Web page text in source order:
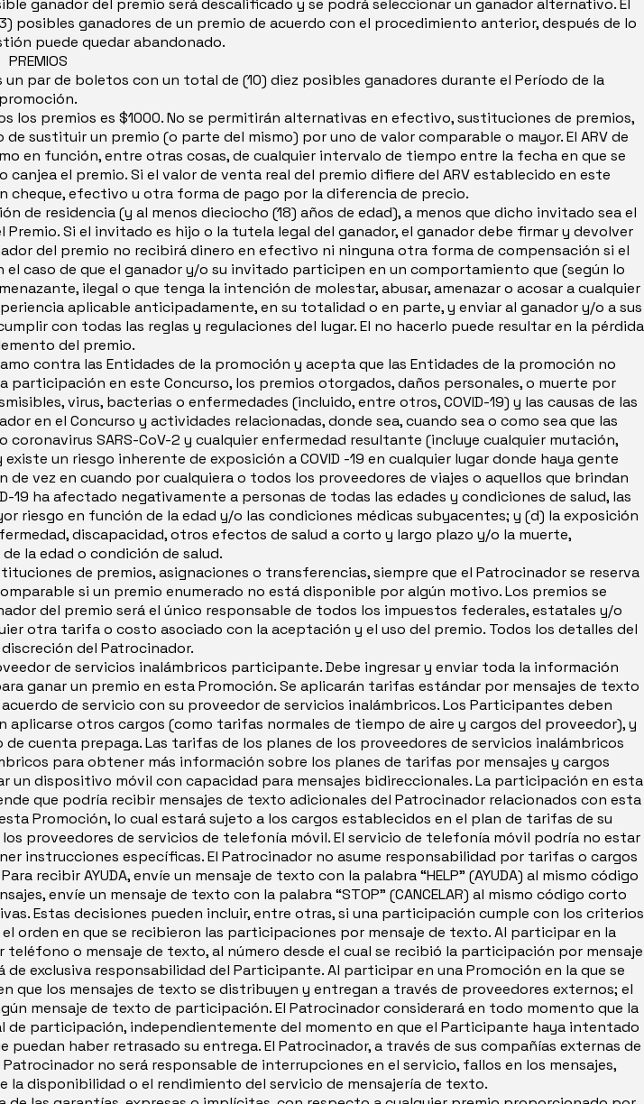
ganador del premio será descalificado y se podrá seleccionar un ganador alternativo. El
ganadores de un premio de acuerdo con el procedimiento anterior, después de lo
puede quedar abandonado.
PREMIOS
par de boletos con un total de (10) diez posibles ganadores durante el Período de la
promoción.
los premios es $1000. No se permitirán alternativas en efectivo, sustituciones de premios,
sustituir un premio (o parte del mismo) por uno de valor comparable o mayor. El ARV de
en función, entre otras cosas, de cualquier intervalo de tiempo entre la fecha en que se
el premio. Si el valor de venta real del premio difiere del ARV establecido en este
cheque, efectivo u otra forma de pago por la diferencia de precio.
de residencia (y al menos dieciocho (18) años de edad), a menos que dicho invitado sea el
Si el invitado es hijo o la tutela legal del ganador, el ganador debe firmar y devolver
del premio no recibirá dinero en efectivo ni ninguna otra forma de compensación si el
el caso de que el ganador y/o su invitado participen en un comportamiento que (según lo
ilegal o que tenga la intención de molestar, abusar, amenazar o acosar a cualquier
aplicable anticipadamente, en su totalidad o en parte, y enviar al ganador y/o a sus
con todas las reglas y regulaciones del lugar. El no hacerlo puede resultar en la pérdida
del premio.
contra las Entidades de la promoción y acepta que las Entidades de la promoción no
en este Concurso, los premios otorgados, daños personales, o muerte por
virus, bacterias o enfermedades (incluido, entre otros, COVID-19) y las causas de las
en el Concurso y actividades relacionadas, donde sea, cuando sea o como sea que las
SARS-CoV-2 y cualquier enfermedad resultante (incluye cualquier mutación,
un riesgo inherente de exposición a COVID -19 en cualquier lugar donde haya gente
vez en cuando por cualquiera o todos los proveedores de viajes o aquellos que brindan
19 ha afectado negativamente a personas de todas las edades y condiciones de salud, las
riesgo en función de la edad y/o las condiciones médicas subyacentes; y (d) la exposición
discapacidad, otros efectos de salud a corto y largo plazo y/o la muerte,
la edad o condición de salud.
de premios, asignaciones o transferencias, siempre que el Patrocinador se reserva
si un premio enumerado no está disponible por algún motivo. Los premios se
del premio será el único responsable de todos los impuestos federales, estatales y/o
otra tarifa o costo asociado con la aceptación y el uso del premio. Todos los detalles del
del Patrocinador.
de servicios inalámbricos participante. Debe ingresar y enviar toda la información
ganar un premio en esta Promoción. Se aplicarán tarifas estándar por mensajes de texto
de servicio con su proveedor de servicios inalámbricos. Los Participantes deben
otros cargos (como tarifas normales de tiempo de aire y cargos del proveedor), y
cuenta prepaga. Las tarifas de los planes de los proveedores de servicios inalámbricos
para obtener más información sobre los planes de tarifas por mensajes y cargos
dispositivo móvil con capacidad para mensajes bidireccionales. La participación en esta
que podría recibir mensajes de texto adicionales del Patrocinador relacionados con esta
Promoción, lo cual estará sujeto a los cargos establecidos en el plan de tarifas de su
proveedores de servicios de telefonía móvil. El servicio de telefonía móvil podría no estar
instrucciones específicas. El Patrocinador no asume responsabilidad por tarifas o cargos
recibir AYUDA, envíe un mensaje de texto con la palabra “HELP” (AYUDA) al mismo código
envíe un mensaje de texto con la palabra “STOP” (CANCELAR) al mismo código corto
Estas decisiones pueden incluir, entre otras, si una participación cumple con los criterios
en que se recibieron las participaciones por mensaje de texto. Al participar en la
o mensaje de texto, al número desde el cual se recibió la participación por mensaje
exclusiva responsabilidad del Participante. Al participar en una Promoción en la que se
los mensajes de texto se distribuyen y entregan a través de proveedores externos; el
mensaje de texto de participación. El Patrocinador considerará en todo momento que la
de participación, independientemente del momento en que el Participante haya intentado
haber retrasado su entrega. El Patrocinador, a través de sus compañías externas de
no será responsable de interrupciones en el servicio, fallos en los mensajes,
disponibilidad o el rendimiento del servicio de mensajería de texto.